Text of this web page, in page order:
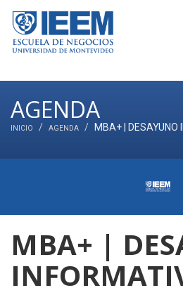
AGENDA
INICIO AGENDA MBA+ | DESAYUNO
MBA+ |